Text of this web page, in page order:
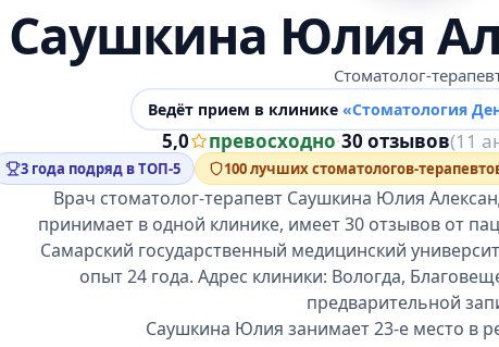
Саушкина Юлия
Стоматолог-
Ведёт прием в клинике «Стоматология
5,0 превосходно·30 отзывов(11
3 года подряд в ТОП-5 100 лучших стоматологов-
Врач стоматолог-терапевт Саушкина Юлия
принимает в одной клинике, имеет 30 отзывов от
Самарский государственный медицинский
опыт 24 года. Адрес клиники: Вологда,
предварительной
Саушкина Юлия занимает 23-е место в